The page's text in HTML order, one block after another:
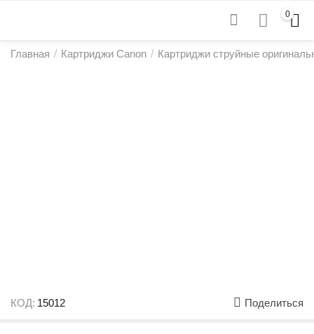
0
Главная / Картриджи Canon / Картриджи струйные
КОД: 15012 Поделиться